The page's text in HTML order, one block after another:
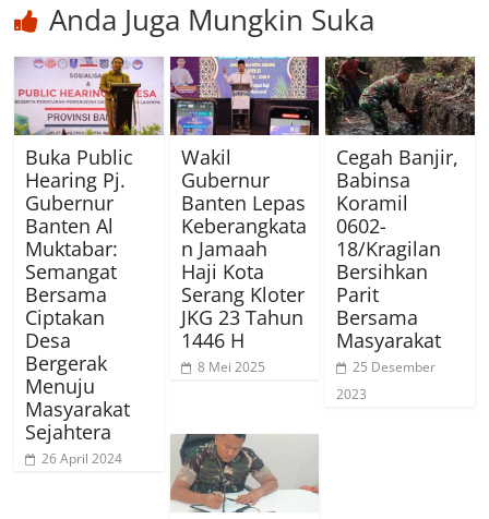
Anda Juga Mungkin Suka
Buka Public
Hearing Pj.
Gubernur
Banten Al
Muktabar:
Semangat
Bersama
Ciptakan
Desa
Bergerak
Menuju
Masyarakat
Sejahtera
26 April 2024
Wakil
Gubernur
Banten Lepas
Keberangkata
n Jamaah
Haji Kota
Serang Kloter
JKG 23 Tahun
1446 H
8 Mei 2025
Cegah Banjir,
Babinsa
Koramil
0602-
18/Kragilan
Bersihkan
Parit
Bersama
Masyarakat
25 Desember
2023